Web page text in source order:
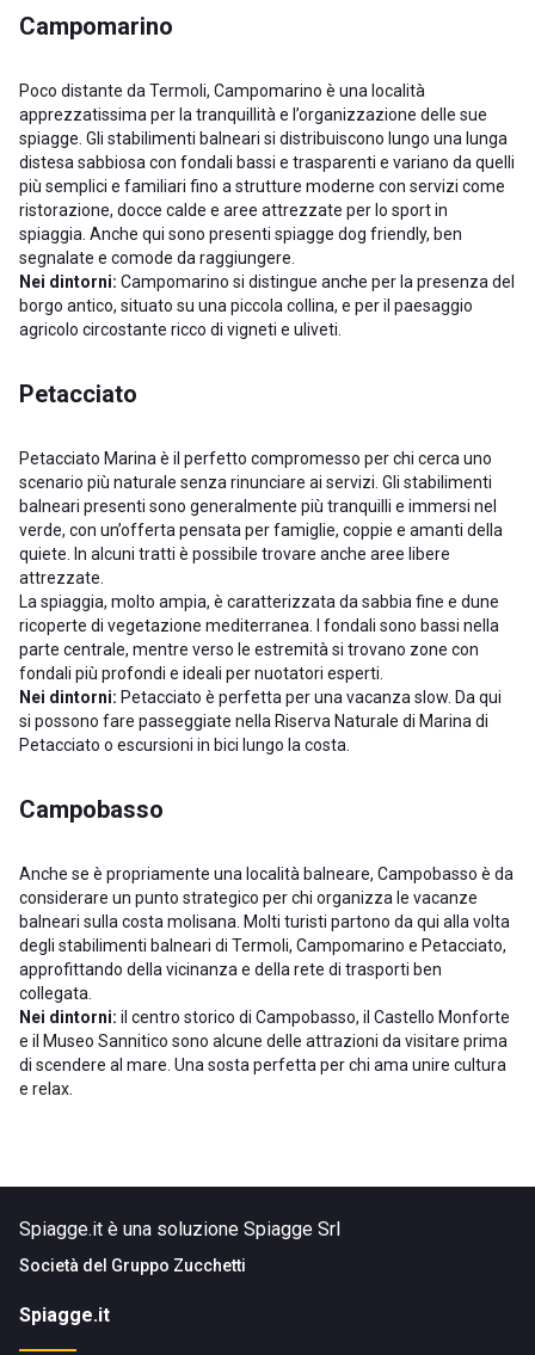
Campomarino
Poco distante da Termoli, Campomarino è una località
apprezzatissima per la tranquillità e l’organizzazione delle sue
spiagge. Gli stabilimenti balneari si distribuiscono lungo una lunga
distesa sabbiosa con fondali bassi e trasparenti e variano da quelli
più semplici e familiari fino a strutture moderne con servizi come
ristorazione, docce calde e aree attrezzate per lo sport in
spiaggia. Anche qui sono presenti spiagge dog friendly, ben
segnalate e comode da raggiungere.
Nei dintorni: Campomarino si distingue anche per la presenza del
borgo antico, situato su una piccola collina, e per il paesaggio
agricolo circostante ricco di vigneti e uliveti.
Petacciato
Petacciato Marina è il perfetto compromesso per chi cerca uno
scenario più naturale senza rinunciare ai servizi. Gli stabilimenti
balneari presenti sono generalmente più tranquilli e immersi nel
verde, con un’offerta pensata per famiglie, coppie e amanti della
quiete. In alcuni tratti è possibile trovare anche aree libere
attrezzate.
La spiaggia, molto ampia, è caratterizzata da sabbia fine e dune
ricoperte di vegetazione mediterranea. I fondali sono bassi nella
parte centrale, mentre verso le estremità si trovano zone con
fondali più profondi e ideali per nuotatori esperti.
Nei dintorni: Petacciato è perfetta per una vacanza slow. Da qui
si possono fare passeggiate nella Riserva Naturale di Marina di
Petacciato o escursioni in bici lungo la costa.
Campobasso
Anche se è propriamente una località balneare, Campobasso è da
considerare un punto strategico per chi organizza le vacanze
balneari sulla costa molisana. Molti turisti partono da qui alla volta
degli stabilimenti balneari di Termoli, Campomarino e Petacciato,
approfittando della vicinanza e della rete di trasporti ben
collegata.
Nei dintorni: il centro storico di Campobasso, il Castello Monforte
e il Museo Sannitico sono alcune delle attrazioni da visitare prima
di scendere al mare. Una sosta perfetta per chi ama unire cultura
e relax.
Spiagge.it è una soluzione Spiagge Srl
Società del Gruppo Zucchetti
Spiagge.it